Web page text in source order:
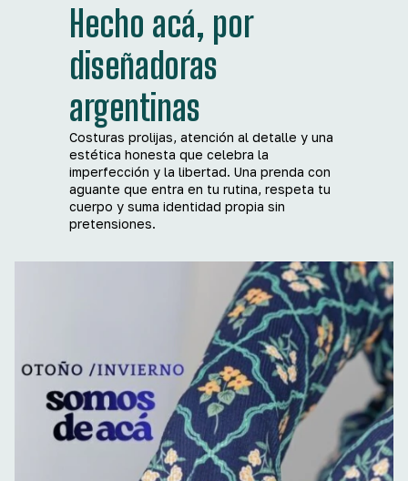
Hecho acá, por
diseñadoras
argentinas
Costuras prolijas, atención al detalle y una
estética honesta que celebra la
imperfección y la libertad. Una prenda con
aguante que entra en tu rutina, respeta tu
cuerpo y suma identidad propia sin
pretensiones.